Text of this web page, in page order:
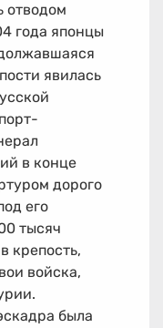
отводом
года японцы
явилась
в конце
дорого
его
тысяч
крепость,
войска,
была